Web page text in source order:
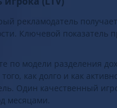
(LTV)
рекламодатель
Ключевой показатель
по модели разделения
как долго и как
Один качественный